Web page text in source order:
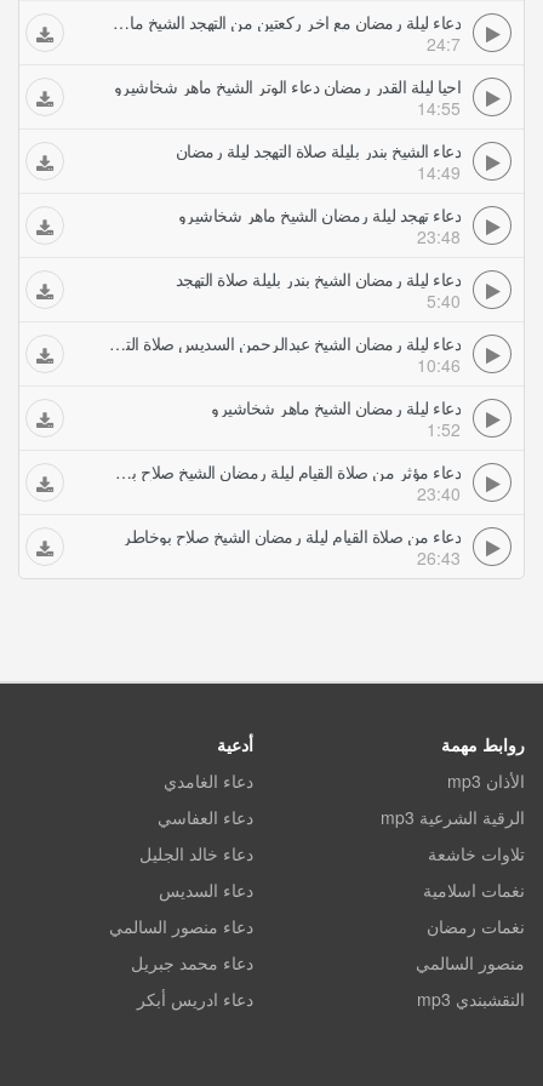
دعاء ليلة رمضان مع اخر ركعتين من التهجد الشيخ ماهر شخاشيرو
24:7
احيا ليلة القدر رمضان دعاء الوتر الشيخ ماهر شخاشيرو
14:55
دعاء الشيخ بندر بليلة صلاة التهجد ليلة رمضان
14:49
دعاء تهجد ليلة رمضان الشيخ ماهر شخاشيرو
23:48
دعاء ليلة رمضان الشيخ بندر بليلة صلاة التهجد
5:40
دعاء ليلة رمضان الشيخ عبدالرحمن السديس صلاة التهجد
10:46
دعاء ليلة رمضان الشيخ ماهر شخاشيرو
1:52
دعاء مؤثر من صلاة القيام ليلة رمضان الشيخ صلاح بوخاطر
23:40
دعاء من صلاة القيام ليلة رمضان الشيخ صلاح بوخاطر
26:43
روابط مهمة
الأذان mp3
الرقية الشرعية mp3
تلاوات خاشعة
نغمات اسلامية
نغمات رمضان
منصور السالمي
النقشبندي mp3
أدعية
دعاء الغامدي
دعاء العفاسي
دعاء خالد الجليل
دعاء السديس
دعاء منصور السالمي
دعاء محمد جبريل
دعاء ادريس أبكر